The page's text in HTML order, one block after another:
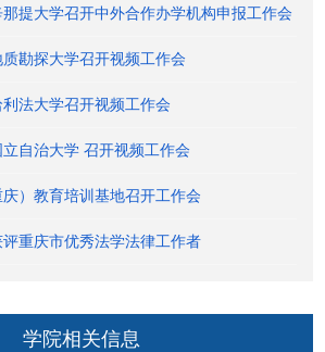
提大学召开中外合作办学机构申报工作会
勘探大学召开视频工作会
法大学召开视频工作会
自治大学 召开视频工作会
）教育培训基地召开工作会
重庆市优秀法学法律工作者
学院相关信息